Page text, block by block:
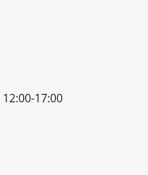
12:00-17:00